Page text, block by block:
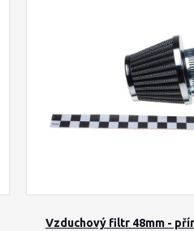
Vzduchový filtr 48mm -